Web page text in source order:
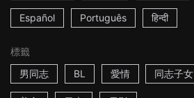
Español Português हिन्दी
標籤
男同志
BL 愛情 同志子女